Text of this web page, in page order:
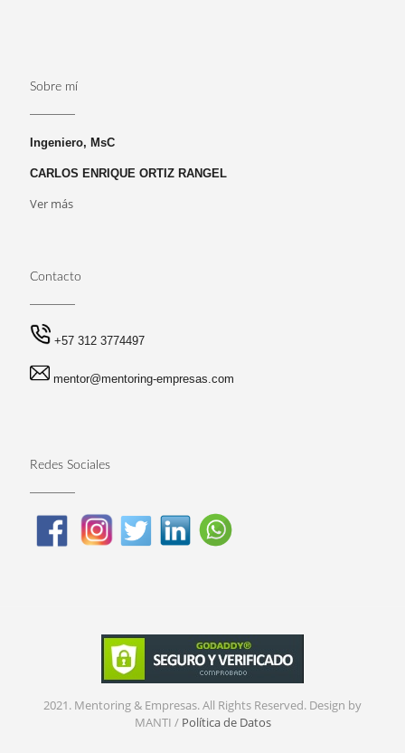
Sobre mí
Ingeniero, MsC
CARLOS ENRIQUE ORTIZ RANGEL
Ver más
Contacto
+57 312 3774497
mentor@mentoring-empresas.com
Redes Sociales
2021. Mentoring & Empresas. All Rights Reserved. Design by
MANTI / Política de Datos